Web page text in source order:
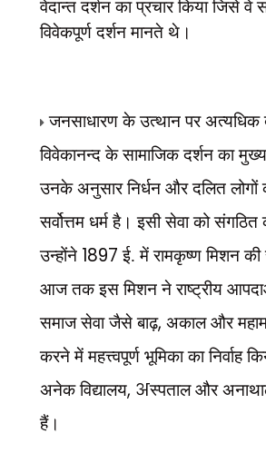
वेदान्त दर्शन का प्रचार किया जिसे
विवेकपूर्ण दर्शनमानते थे।
जनसाधारण के उत्थान पर अत्यधिक
विवेकानन्द के सामाजिक दर्शन का
उनके अनुसार निर्धन और दलित लोगों
सर्वोत्तम धर्म है। इसी सेवा को
उन्होंने 1897 ई. में रामकृष्ण मिशन की
आज तक इस मिशन ने राष्ट्रीय
समाज सेवा जैसे बाढ़, अकाल और
करने में महत्त्वपूर्ण भूमिका का निर्वाह
अनेक विद्यालय, अस्पताल और
हैं।